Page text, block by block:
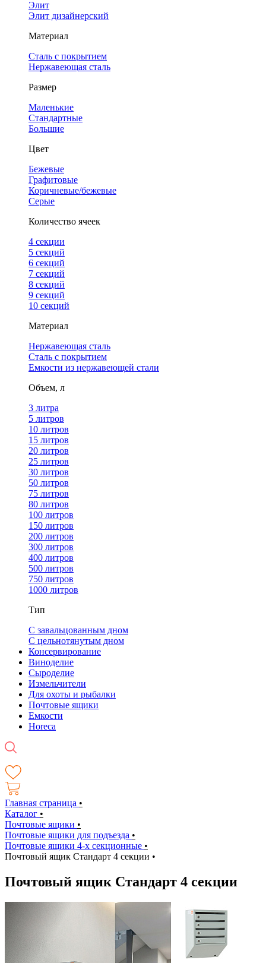
Элит
Элит дизайнерский
Материал
Сталь с покрытием
Нержавеющая сталь
Размер
Маленькие
Стандартные
Большие
Цвет
Бежевые
Графитовые
Коричневые/бежевые
Серые
Количество ячеек
4 cекции
5 секций
6 секций
7 секций
8 секций
9 секций
10 секций
Материал
Нержавеющая сталь
Сталь с покрытием
Емкости из нержавеющей стали
Объем, л
3 литра
5 литров
10 литров
15 литров
20 литров
25 литров
30 литров
50 литров
75 литров
80 литров
100 литров
150 литров
200 литров
300 литров
400 литров
500 литров
750 литров
1000 литров
Тип
С завальцованным дном
С цельнотянутым дном
Консервирование
Виноделие
Сыроделие
Измельчители
Для охоты и рыбалки
Почтовые ящики
Емкости
Horeca
Главная страница •
Каталог •
Почтовые ящики •
Почтовые ящики для подъезда •
Почтовые ящики 4-х секционные •
Почтовый ящик Стандарт 4 секции •
Почтовый ящик Стандарт 4 секции